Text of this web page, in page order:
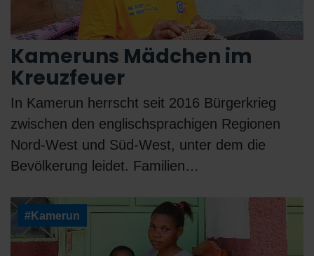
Kameruns Mädchen im
Kreuzfeuer
In Kamerun herrscht seit 2016 Bürgerkrieg
zwischen den englischsprachigen Regionen
Nord-West und Süd-West, unter dem die
Bevölkerung leidet. Familien…
#Kamerun